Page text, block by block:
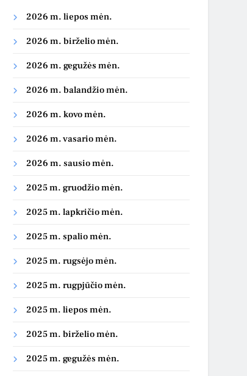
2026 m. liepos mėn.
2026 m. birželio mėn.
2026 m. gegužės mėn.
2026 m. balandžio mėn.
2026 m. kovo mėn.
2026 m. vasario mėn.
2026 m. sausio mėn.
2025 m. gruodžio mėn.
2025 m. lapkričio mėn.
2025 m. spalio mėn.
2025 m. rugsėjo mėn.
2025 m. rugpjūčio mėn.
2025 m. liepos mėn.
2025 m. birželio mėn.
2025 m. gegužės mėn.